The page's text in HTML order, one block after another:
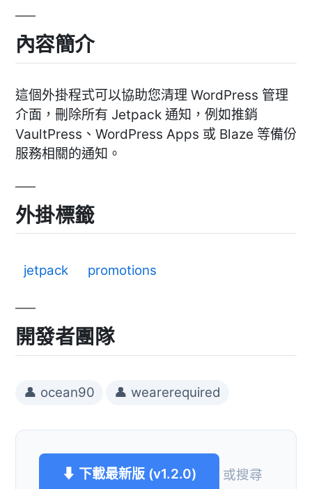
內容簡介
這個外掛程式可以協助您清理 WordPress 管理
介面，刪除所有 Jetpack 通知，例如推銷
VaultPress、WordPress Apps 或 Blaze 等備份
服務相關的通知。
外掛標籤
jetpack promotions
開發者團隊
👤 ocean90 👤 wearerequired
⬇ 下載最新版 (v1.2.0)
或搜尋